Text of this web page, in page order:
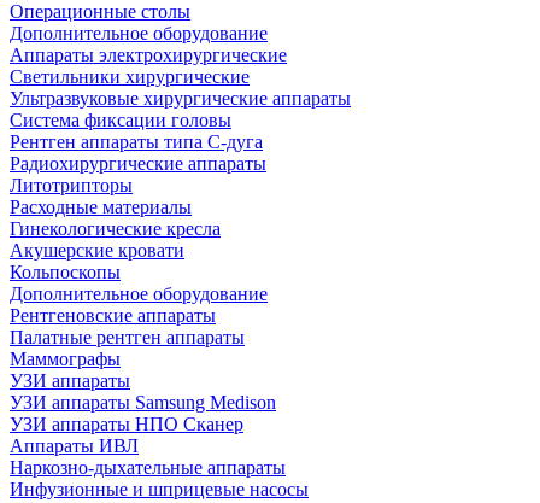
Операционные столы
Дополнительное оборудование
Аппараты электрохирургические
Светильники хирургические
Ультразвуковые хирургические аппараты
Система фиксации головы
Рентген аппараты типа С-дуга
Радиохирургические аппараты
Литотрипторы
Расходные материалы
Гинекологические кресла
Акушерские кровати
Кольпоскопы
Дополнительное оборудование
Рентгеновские аппараты
Палатные рентген аппараты
Маммографы
УЗИ аппараты
УЗИ аппараты Samsung Medison
УЗИ аппараты НПО Сканер
Аппараты ИВЛ
Наркозно-дыхательные аппараты
Инфузионные и шприцевые насосы